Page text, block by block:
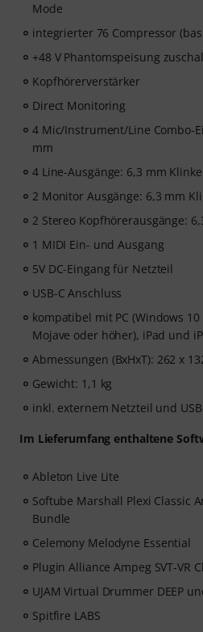
Mode
integrierter 76 Compressor
+48 V Phantomspeisung
Kopfhörerverstärker
Direct Monitoring
4 Mic/Instrument/Line Combo-
mm
4 Line-Ausgänge: 6,3 mm Klinke
2 Monitor Ausgänge: 6,3 mm
2 Stereo Kopfhörerausgänge:
1 MIDI Ein- und Ausgang
5V DC-Eingang für Netzteil
USB-C Anschluss
kompatibel mit PC (Windows 10
Mojave oder höher), iPad und
Abmessungen (BxHxT): 262 x
Gewicht: 1,1 kg
inkl. externem Netzteil und
Im Lieferumfang enthaltene
Ableton Live Lite
Softube Marshall Plexi Classic
Bundle
Celemony Melodyne Essential
Plugin Alliance Ampeg SVT-VR
UJAM Virtual Drummer DEEP
Spitfire LABS